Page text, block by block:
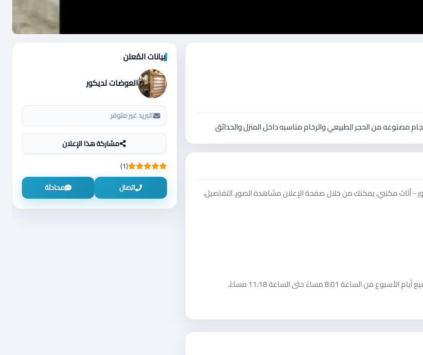
- أثاث مكتبي. يمكنك من خلال صفحة الإعلان مشاهدة الصور، التفاصيل،
8:01 مساءً حتى الساعة 11:18 مساءً.
بيانات المُعلن
العوضات لديكور
البريد غير متوفر
مشاركة هذا الإعلان
(1)
اتصال
محادثة